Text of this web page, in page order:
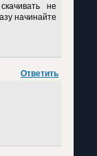
не
начинайте
Ответить